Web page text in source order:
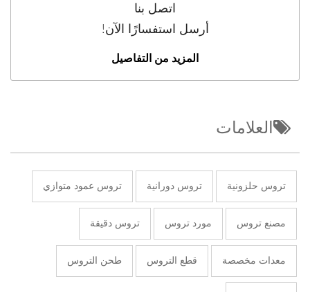
اتصل بنا
أرسل استفسارًا الآن!
المزيد من التفاصيل
العلامات
تروس حلزونية تروس دورانية تروس عمود متوازي
مصنع تروس مورد تروس تروس دقيقة
معدات مخصصة قطع التروس طحن التروس